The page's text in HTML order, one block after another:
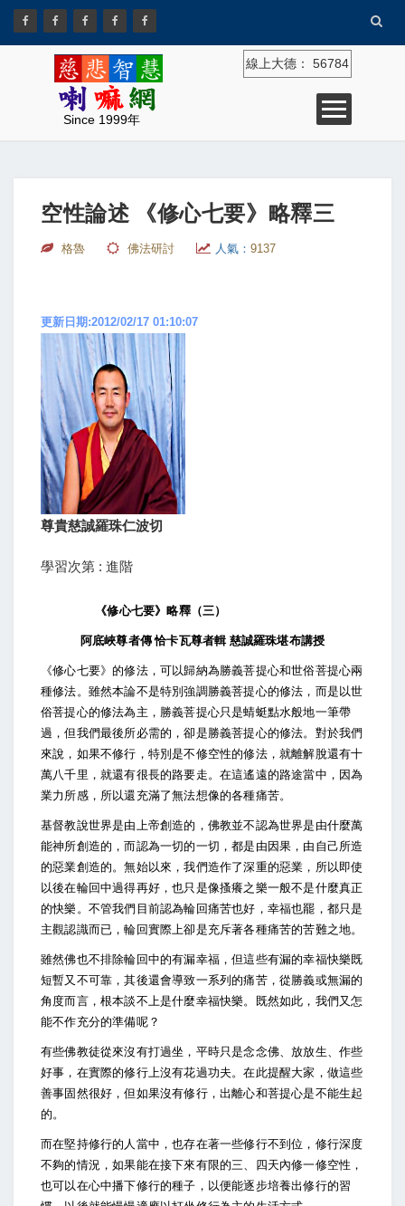
Since 1999年
線上大德： 56784
空性論述 《修心七要》略釋三
格魯 佛法研討 人氣： 9137
更新日期:2012/02/17 01:10:07
尊貴慈誠羅珠仁波切
學習次第 : 進階
《修心七要》略釋（三）
阿底峽尊者傳 恰卡瓦尊者輯 慈誠羅珠堪布講授
《修心七要》的修法，可以歸納為勝義菩提心和世俗菩提心兩
種修法。雖然本論不是特別強調勝義菩提心的修法，而是以世
俗菩提心的修法為主，勝義菩提心只是蜻蜓點水般地一筆帶
過，但我們最後所必需的，卻是勝義菩提心的修法。對於我們
來說，如果不修行，特別是不修空性的修法，就離解脫還有十
萬八千里，就還有很長的路要走。在這遙遠的路途當中，因為
業力所感，所以還充滿了無法想像的各種痛苦。
基督教說世界是由上帝創造的，佛教並不認為世界是由什麼萬
能神所創造的，而認為一切的一切，都是由因果，由自己所造
的惡業創造的。無始以來，我們造作了深重的惡業，所以即使
以後在輪回中過得再好，也只是像搔癢之樂一般不是什麼真正
的快樂。不管我們目前認為輪回痛苦也好，幸福也罷，都只是
主觀認識而已，輪回實際上卻是充斥著各種痛苦的苦難之地。
雖然佛也不排除輪回中的有漏幸福，但這些有漏的幸福快樂既
短暫又不可靠，其後還會導致一系列的痛苦，從勝義或無漏的
角度而言，根本談不上是什麼幸福快樂。既然如此，我們又怎
能不作充分的準備呢？
有些佛教徒從來沒有打過坐，平時只是念念佛、放放生、作些
好事，在實際的修行上沒有花過功夫。在此提醒大家，做這些
善事固然很好，但如果沒有修行，出離心和菩提心是不能生起
的。
而在堅持修行的人當中，也存在著一些修行不到位，修行深度
不夠的情況，如果能在接下來有限的三、四天內修一修空性，
也可以在心中播下修行的種子，以便能逐步培養出修行的習